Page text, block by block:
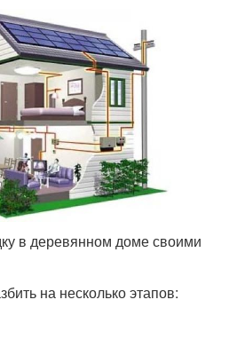
в деревянном доме своими
на несколько этапов: